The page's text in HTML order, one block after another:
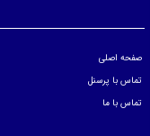
صفحه اصلی
تماس با پرسنل
تماس با ما